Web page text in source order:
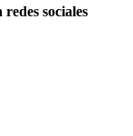
sociales